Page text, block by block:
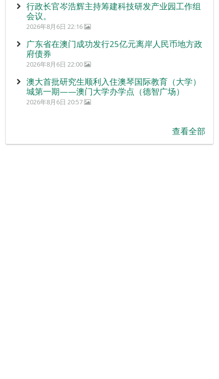
行政长官岑浩辉主持筹建科技研发产业园工作组
会议。
2026年8月6日 22:16
广东省在澳门成功发行25亿元离岸人民币地方政
府债券
2026年8月6日 22:00
澳大首批研究生顺利入住澳琴国际教育（大学）
城第一期——澳门大学办学点（德智广场）
2026年8月6日 20:57
查看全部